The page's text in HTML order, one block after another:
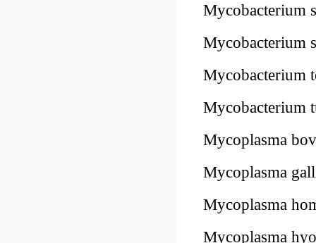
Mycobacterium
Mycobacterium
Mycobacterium
Mycobacterium
Mycoplasma
Mycoplasma
Mycoplasma
Mycoplasma